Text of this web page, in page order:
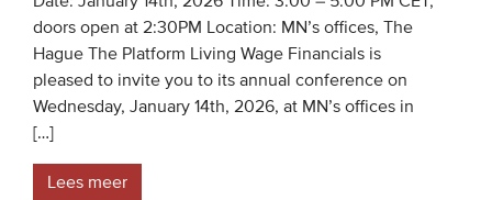
doors open at 2:30PM Location: MN’s offices, The
Hague The Platform Living Wage Financials is
pleased to invite you to its annual conference on
Wednesday, January 14th, 2026, at MN’s offices in
[…]
Lees meer